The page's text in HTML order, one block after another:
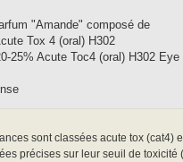
"Amande" composé de
Tox 4 (oral) H302
25% Acute Toc4 (oral) H302
sont classées acute tox
précises sur leur seuil de